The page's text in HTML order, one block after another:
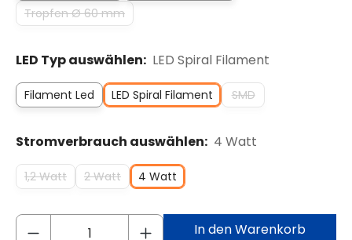
Tropfen Ø 60 mm
LED Typ auswählen: LED Spiral Filament
Filament Led LED Spiral Filament SMD
Stromverbrauch auswählen: 4 Watt
1,2 Watt 2 Watt 4 Watt
In den Warenkorb